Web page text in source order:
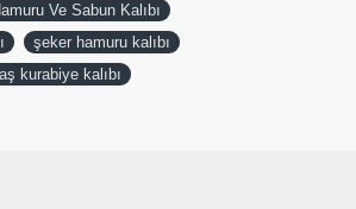
Ve Sabun Kalıbı
şeker hamuru kalıbı
kurabiye kalıbı